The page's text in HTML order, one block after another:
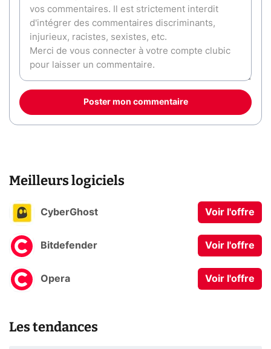
Poster mon commentaire
Meilleurs logiciels
CyberGhost Voir l'offre
Bitdefender Voir l'offre
Opera Voir l'offre
Les tendances